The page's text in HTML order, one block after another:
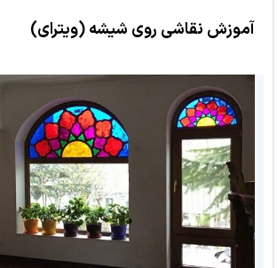
آموزش نقاشی روی شیشه (ویترای)